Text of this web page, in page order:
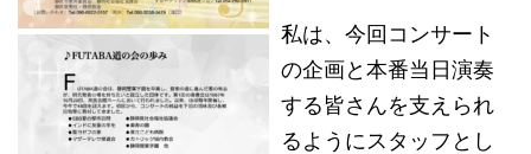
私は、今回コンサート
の企画と本番当日演奏
する皆さんを支えられ
るようにスタッフとし